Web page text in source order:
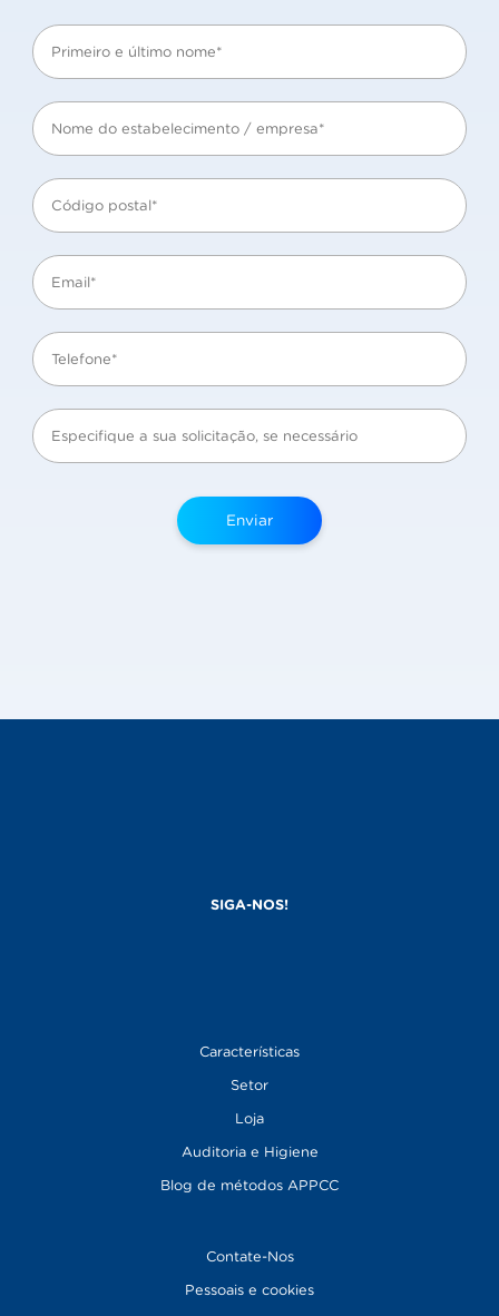
Características
Setor
Loja
Auditoria e Higiene
Blog de métodos APPCC
Contate-Nos
Pessoais e cookies